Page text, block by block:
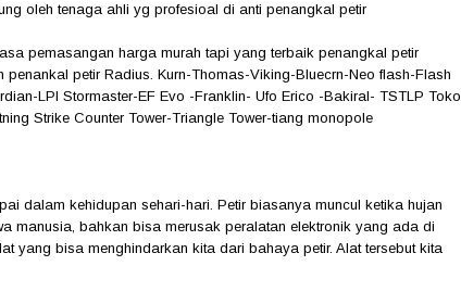
oleh tenaga ahli yg profesioal di anti penangkal petir
pemasangan harga murah tapi yang terbaik penangkal petir
petir Radius. Kurn-Thomas-Viking-Bluecrn-Neo flash-Flash
LPI Stormaster-EF Evo -Franklin- Ufo Erico -Bakiral- TSTLP Toko
Strike Counter Tower-Triangle Tower-tiang monopole
dalam kehidupan sehari-hari. Petir biasanya muncul ketika hujan
manusia, bahkan bisa merusak peralatan elektronik yang ada di
yang bisa menghindarkan kita dari bahaya petir. Alat tersebut kita